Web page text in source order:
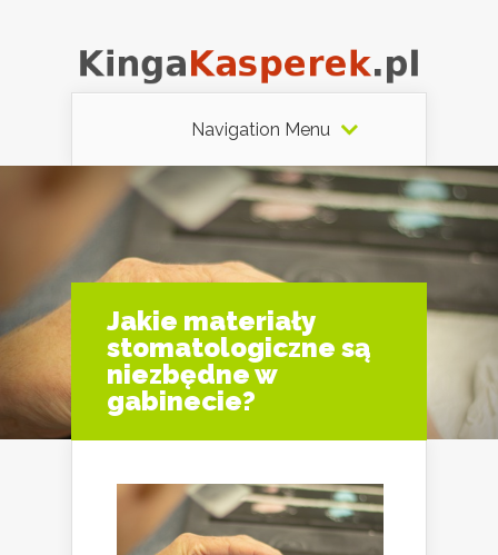
Navigation Menu
Jakie materiały
stomatologiczne są
niezbędne w
gabinecie?